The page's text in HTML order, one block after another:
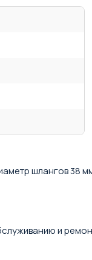
шлангов 38
и